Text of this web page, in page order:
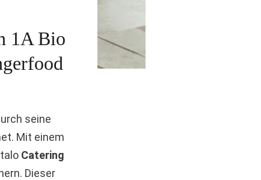
1A Bio
seine
Mit einem
Catering
Dieser